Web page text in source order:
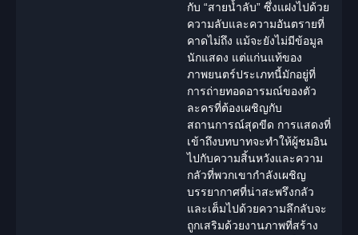
กับ “สายน้ำลับ” ซึ่งแฝงไปด้วย
ความลับและความอันตรายที่
คาดไม่ถึง แม้จะยังไม่มีข้อมูล
นักแสดง แต่แก่นแท้ของ
ภาพยนตร์ประเภทนี้มักอยู่ที่
การถ่ายทอดอารมณ์ของตัว
ละครที่ต้องเผชิญกับ
สถานการณ์สุดขีด การแสดงที่
เข้าถึงบทบาทจะทำให้ผู้ชมอิน
ไปกับความสิ้นหวังและความ
กลัวที่พวกเขากำลังเผชิญ
บรรยากาศที่น่าสะพรึงกลัว
และเต็มไปด้วยความลึกลับจะ
ถูกเสริมด้วยงานภาพที่สร้าง